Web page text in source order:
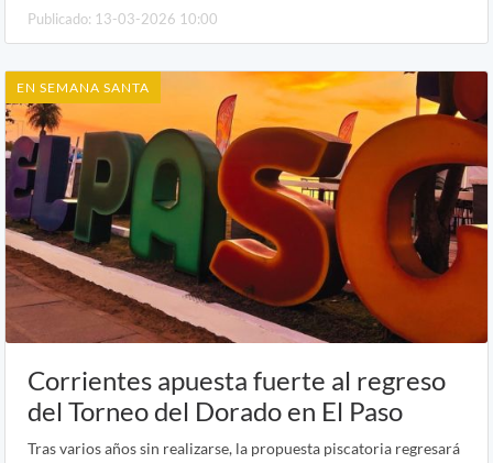
Publicado: 13-03-2026 10:00
EN SEMANA SANTA
Corrientes apuesta fuerte al regreso
del Torneo del Dorado en El Paso
Tras varios años sin realizarse, la propuesta piscatoria regresará